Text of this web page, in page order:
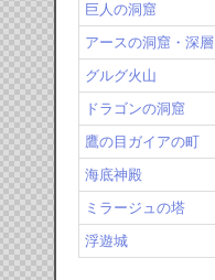
巨人の洞窟
アースの洞窟・深層
グルグ火山
ドラゴンの洞窟
鷹の目ガイアの町
海底神殿
ミラージュの塔
浮遊城